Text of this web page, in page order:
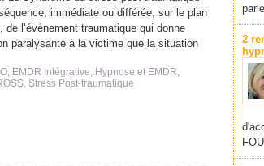
immédiate ou différée, sur le plan
de l’événement traumatique qui donne
paralysante à la victime que la situation
, EMDR Intégrative, Hypnose et EMDR,
, Stress Post-traumatique
2